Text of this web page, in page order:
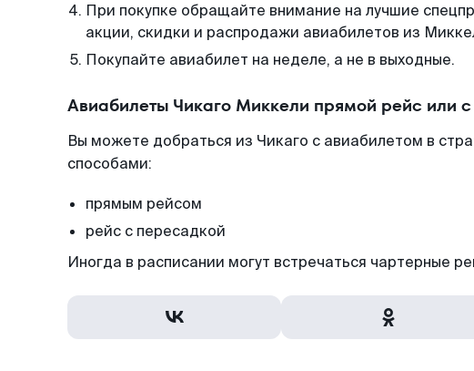
При покупке обращайте внимание на лучшие
акции, скидки и распродажи авиабилетов из
Покупайте авиабилет на неделе, а не в выходные.
Авиабилеты Чикаго Миккели прямой рейс или
Вы можете добраться из Чикаго с авиабилетом в
способами:
прямым рейсом
рейс с пересадкой
Иногда в расписании могут встречаться чартерные